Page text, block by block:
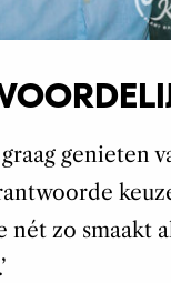
genieten
zo smaakt